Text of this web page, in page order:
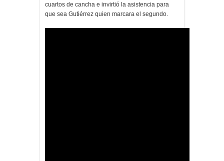
cuartos de cancha e invirtió la asistencia para
que sea Gutiérrez quien marcara el segundo.